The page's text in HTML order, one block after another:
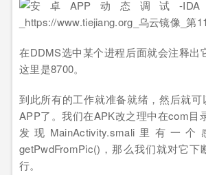
在DDMS选中某个进程后面就会注释出
这里是8700。
到此所有的工作就准备就绪，然后就
APP了。我们在APK改之理中在com目
发现MainActivity.smali里有一
getPwdFromPic()，那么我们就对它下
行。